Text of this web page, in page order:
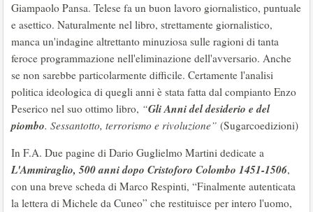
Giampaolo Pansa. Telese fa un buon lavoro giornalistico, puntuale
e asettico. Naturalmente nel libro, strettamente giornalistico,
manca un'indagine altrettanto minuziosa sulle ragioni di tanta
feroce programmazione nell'eliminazione dell'avversario. Anche
se non sarebbe particolarmente difficile. Certamente l'analisi
politica ideologica di quegli anni è stata fatta dal compianto Enzo
Peserico nel suo ottimo libro, “Gli Anni del desiderio e del
piombo. Sessantotto, terrorismo e rivoluzione” (Sugarcoedizioni)
In F.A. Due pagine di Dario Guglielmo Martini dedicate a
L'Ammiraglio, 500 anni dopo Cristoforo Colombo 1451-1506,
con una breve scheda di Marco Respinti, “Finalmente autenticata
la lettera di Michele da Cuneo” che restituisce per intero l'uomo,